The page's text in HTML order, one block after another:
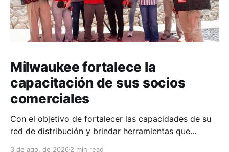
Milwaukee fortalece la
capacitación de sus socios
comerciales
Con el objetivo de fortalecer las capacidades de su
red de distribución y brindar herramientas que
3 de ago. de 2026 2 min read